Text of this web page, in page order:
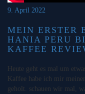
9. April 2022
MEIN ERSTER
HANIA PERU
KAFFEE
Heute geht es mal um
Kaffee habe ich mir
geholt. schauen wir mal,